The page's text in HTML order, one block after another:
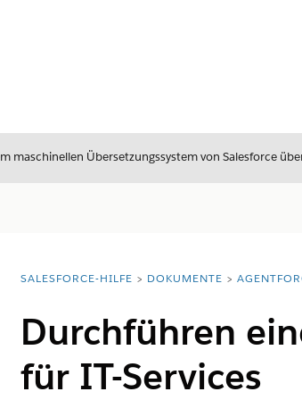
maschinellen Übersetzungssystem von Salesforce
anzeigen
Sie befinden sich hier:
SALESFORCE-HILFE DOKUMENTE
Durchführen
für IT-Services